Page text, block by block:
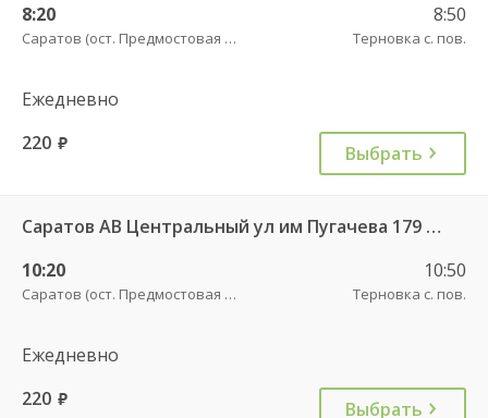
8:20
Саратов (ост. Предмостовая площадь)
8:50
Терновка с. пов.
Ежедневно
220 руб. Выбрать
Саратов АВ Центральный ул им Пугачева 179 А — Старая Полтавка
10:20
Саратов (ост. Предмостовая площадь)
10:50
Терновка с. пов.
Ежедневно
220 руб. Выбрать